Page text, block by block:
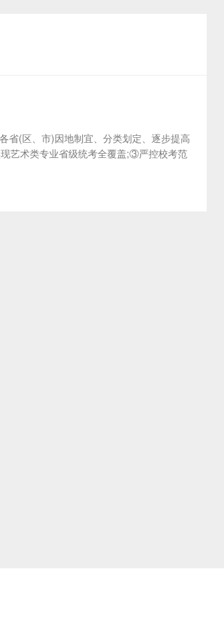
省(区、市)因地制宜、分类划定、逐步提高
艺术类专业省级统考全覆盖;③严控校考范